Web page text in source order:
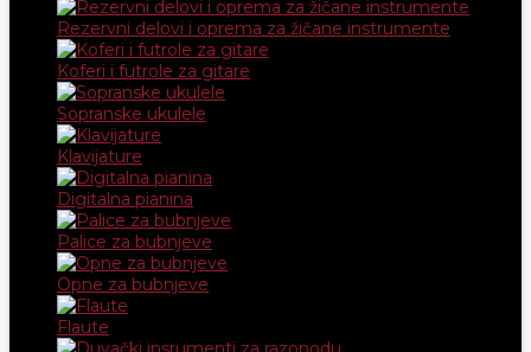
Rezervni delovi i oprema za žičane instrumente
Koferi i futrole za gitare
Sopranske ukulele
Klavijature
Digitalna pianina
Palice za bubnjeve
Opne za bubnjeve
Flaute